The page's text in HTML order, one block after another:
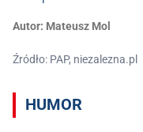
Autor: Mateusz Mol
Źródło: PAP, niezalezna.pl
HUMOR